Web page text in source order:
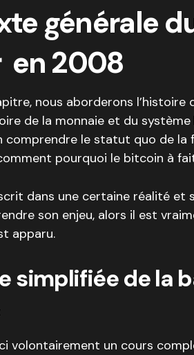
générale
en 2008
nous aborderons
de la monnaie et du système
comprendre le statut quo de la
pourquoi le bitcoin à
dans une certaine réalité et
son enjeu, alors il est
apparu.
simplifiée de la
volontairement un cours